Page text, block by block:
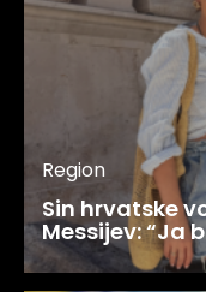
Region
Sin hrvatske
Messijev: “Ja